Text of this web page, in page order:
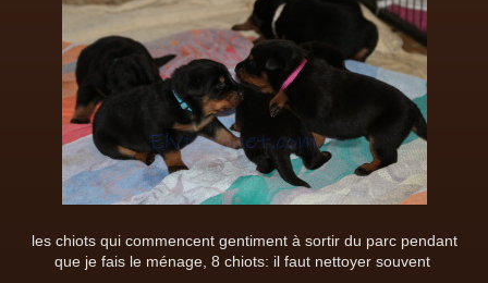
les chiots qui commencent gentiment à sortir du parc pendant
que je fais le ménage, 8 chiots: il faut nettoyer souvent